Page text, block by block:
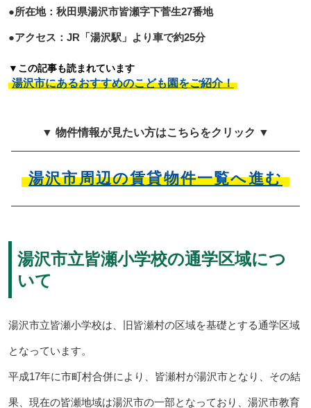
●所在地：秋田県湯沢市皆瀬字下菅生27番地
●アクセス：JR「湯沢駅」より車で約25分
▼この記事も読まれています
湯沢市にあるおすすめのこども園をご紹介！
▼ 物件情報が見たい方はこちらをクリック ▼
湯沢市周辺の賃貸物件一覧へ進む
湯沢市立皆瀬小学校の通学区域につ
いて
湯沢市立皆瀬小学校は、旧皆瀬村の区域を基礎とする通学区域
となっています。
平成17年に市町村合併により、皆瀬村が湯沢市となり、その結
果、現在の皆瀬地域は湯沢市の一部となっており、湯沢市教育